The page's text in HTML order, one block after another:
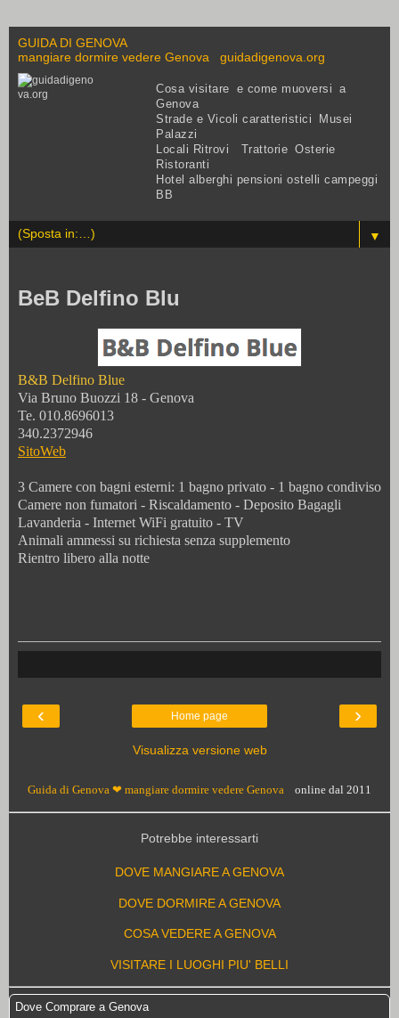
GUIDA DI GENOVA
mangiare dormire vedere Genova guidadigenova.org
Cosa visitare e come muoversi a
Genova
Strade e Vicoli caratteristici Musei
Palazzi
Locali Ritrovi Trattorie Osterie
Ristoranti
Hotel alberghi pensioni ostelli campeggi
BB
▼
BeB Delfino Blu
B&B Delfino Blue
Via Bruno Buozzi 18 - Genova
Te. 010.8696013
340.2372946
SitoWeb
3 Camere con bagni esterni: 1 bagno privato - 1 bagno condiviso
Camere non fumatori - Riscaldamento - Deposito Bagagli
Lavanderia - Internet WiFi gratuito - TV
Animali ammessi su richiesta senza supplemento
Rientro libero alla notte
‹ ›
Home page
Visualizza versione web
Guida di Genova ❤ mangiare dormire vedere Genova online dal 2011
Potrebbe interessarti
DOVE MANGIARE A GENOVA
DOVE DORMIRE A GENOVA
COSA VEDERE A GENOVA
VISITARE I LUOGHI PIU' BELLI
Dove Comprare a Genova